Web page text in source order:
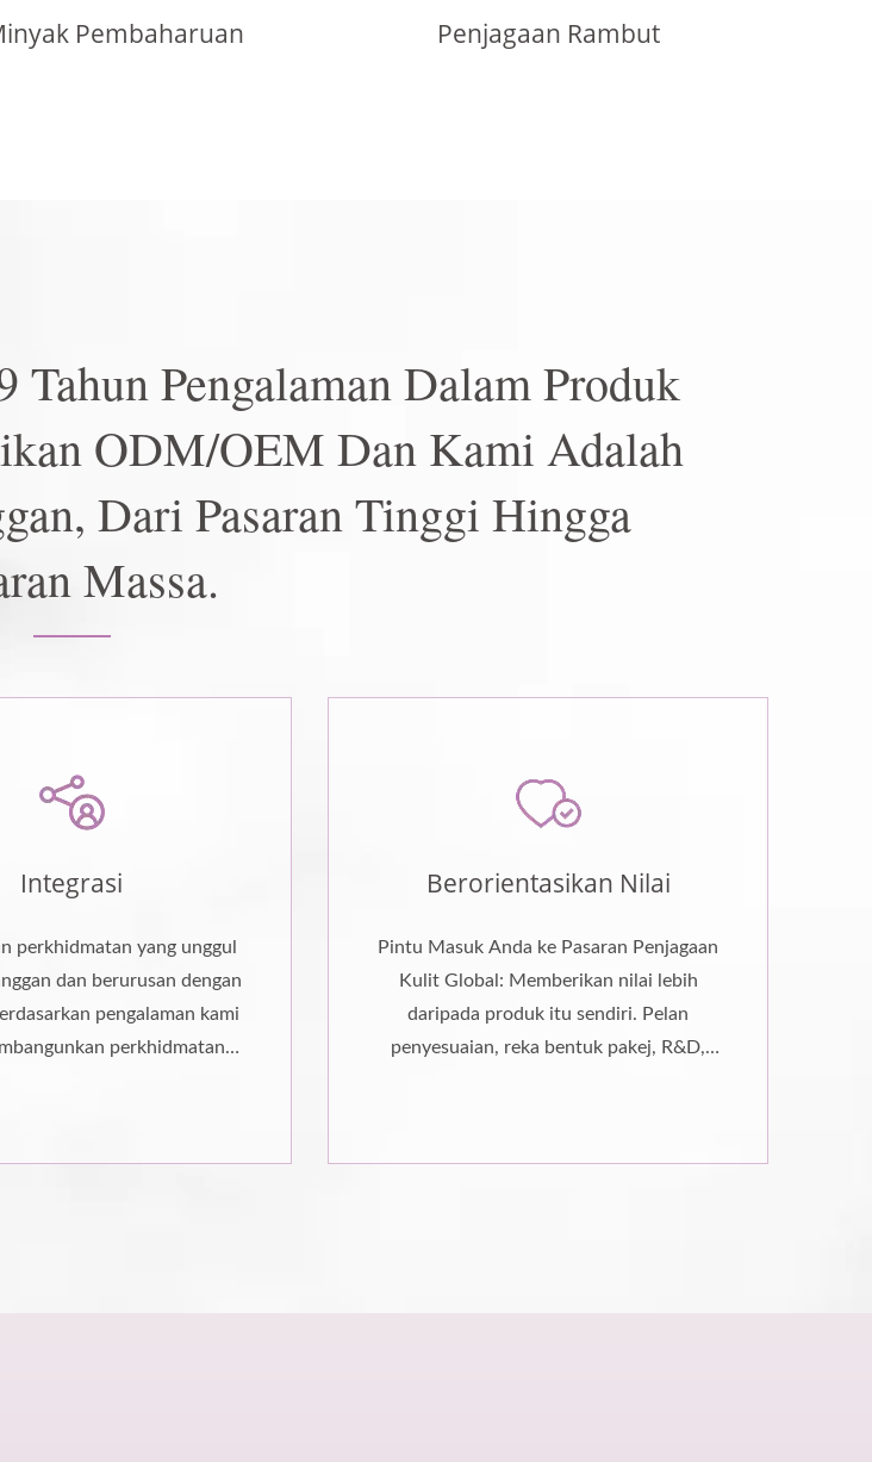
Pembaharuan Penjagaan Rambut
Pengalaman Dalam Produk
ODM/OEM Dan Kami Adalah
Dari Pasaran Tinggi Hingga
Massa.
Integrasi
perkhidmatan yang unggul
dan berurusan dengan
pengalaman kami
perkhidmatan
Berorientasikan Nilai
Pintu Masuk Anda ke Pasaran Penjagaan
Kulit Global: Memberikan nilai lebih
daripada produk itu sendiri. Pelan
penyesuaian, reka bentuk pakej, R&D,